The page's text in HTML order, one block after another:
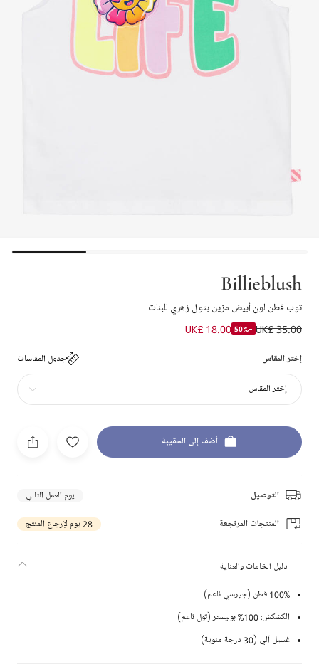
Billieblush
توب قطن لون أبيض مزين بتول زهري للبنات
UK£ 35.00
-50%
UK£ 18.00
إختر المقاس جدول المقاسات
إختر المقاس
أضف إلى الحقيبة
التوصيل يوم العمل التالي
المنتجات المرتجعة 28 يوم لإرجاع المنتج
دليل الخامات والعناية
100% قطن (جيرسي ناعم)
الكشكش: 100% بوليستر (تول ناعم)
غسيل آلي (30 درجة مئوية)